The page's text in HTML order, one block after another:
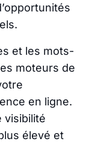
et les mots-
moteurs de
en ligne.
visibilité
élevé et